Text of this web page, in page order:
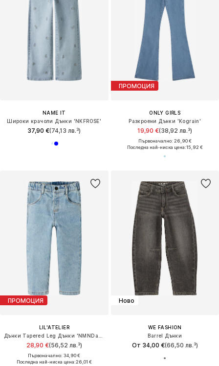
NAME IT
Широки крачоли Дънки 'NKFROSE'
37,90 €(74,13 лв.³)
ПРОМОЦИЯ
ONLY GIRLS
Разкроени Дънки 'Kograin'
19,90 €(38,92 лв.³)
Първоначално: 26,90 €
Последна най-ниска цена:15,92 €
ПРОМОЦИЯ
LIL'ATELIER
28,90 €(56,52 лв.³)
Първоначално: 34,90 €
Последна най-ниска цена:26,01 €
Ново
WE FASHION
Barrel Дънки
От 34,00 €(66,50 лв.³)